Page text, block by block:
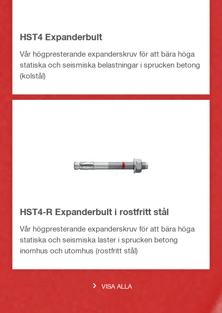
HST4 Expanderbult
Vår högpresterande expanderskruv för att bära höga
statiska och seismiska belastningar i sprucken betong
(kolstål)
HST4-R Expanderbult i rostfritt stål
Vår högpresterande expanderskruv för att bära höga
statiska och seismiska laster i sprucken betong
inomhus och utomhus (rostfritt stål)
VISA ALLA